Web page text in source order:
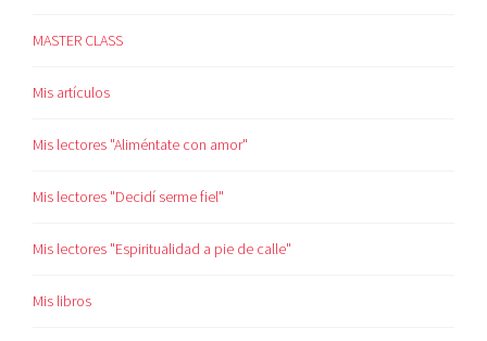
MASTER CLASS
Mis artículos
Mis lectores "Aliméntate con amor"
Mis lectores "Decidí serme fiel"
Mis lectores "Espiritualidad a pie de calle"
Mis libros